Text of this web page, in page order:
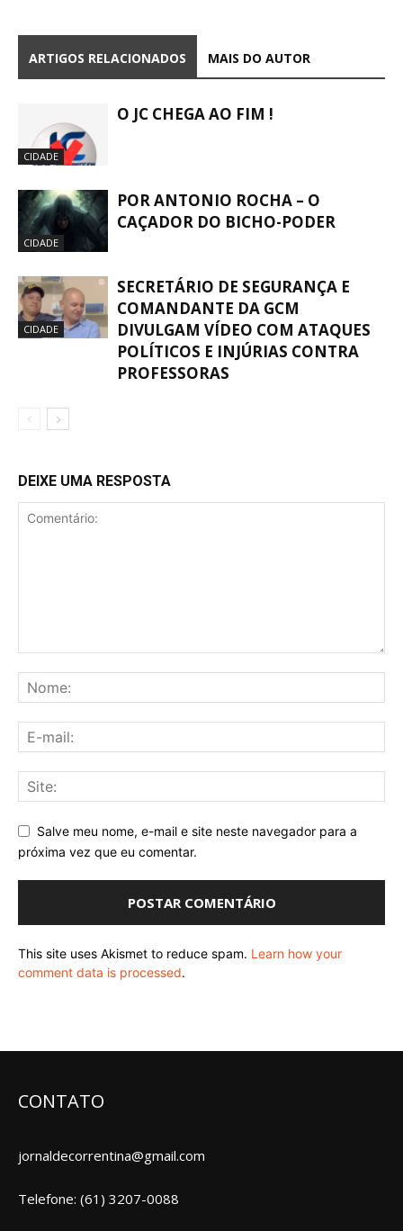
ARTIGOS RELACIONADOS MAIS DO AUTOR
CIDADE
O JC CHEGA AO FIM !
CIDADE
POR ANTONIO ROCHA – O
CAÇADOR DO BICHO-PODER
CIDADE
SECRETÁRIO DE SEGURANÇA E
COMANDANTE DA GCM
DIVULGAM VÍDEO COM ATAQUES
POLÍTICOS E INJÚRIAS CONTRA
PROFESSORAS
DEIXE UMA RESPOSTA
Salve meu nome, e-mail e site neste navegador para a
próxima vez que eu comentar.
This site uses Akismet to reduce spam. Learn how your
comment data is processed.
CONTATO
jornaldecorrentina@gmail.com
Telefone: (61) 3207-0088